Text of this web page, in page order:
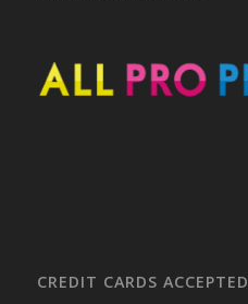
CREDIT CARDS ACCEPTED